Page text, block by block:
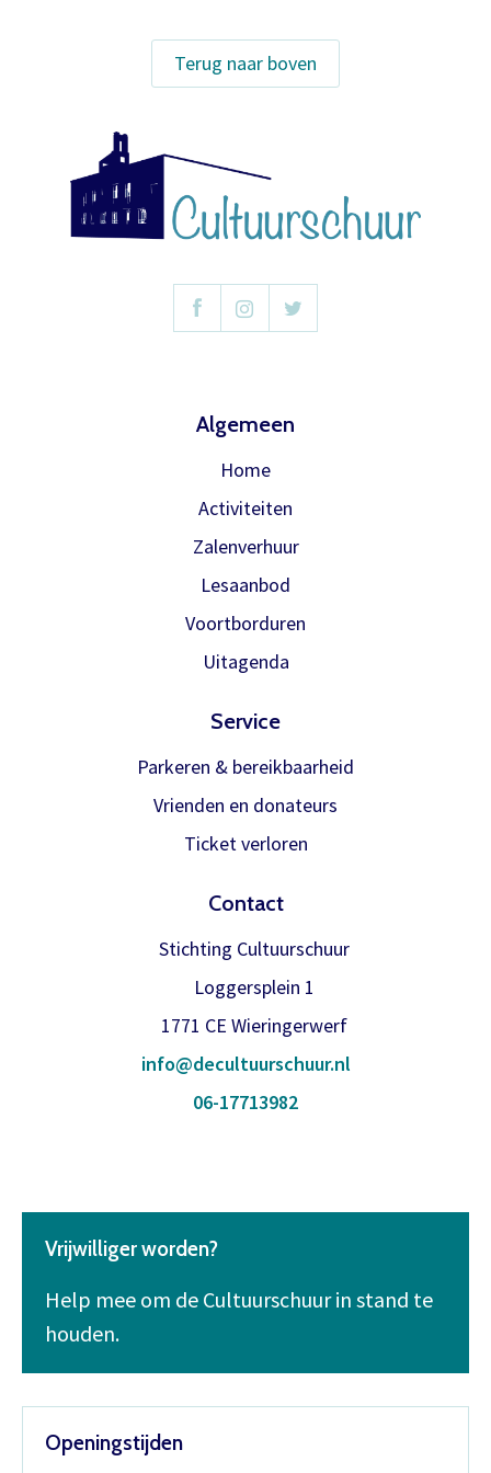
Meer info
Terug naar boven
Algemeen
Home
Activiteiten
Zalenverhuur
Lesaanbod
Voortborduren
Uitagenda
Service
Parkeren & bereikbaarheid
Vrienden en donateurs
Ticket verloren
Contact
Stichting Cultuurschuur
Loggersplein 1
1771 CE Wieringerwerf
info@decultuurschuur.nl
06-17713982
Vrijwilliger worden?
Help mee om de Cultuurschuur in stand te
houden.
Openingstijden